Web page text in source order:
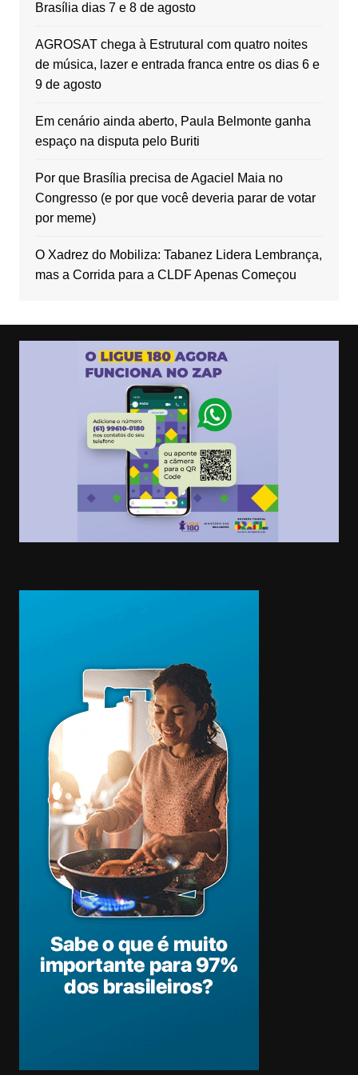
Brasília dias 7 e 8 de agosto
AGROSAT chega à Estrutural com quatro noites
de música, lazer e entrada franca entre os dias 6 e
9 de agosto
Em cenário ainda aberto, Paula Belmonte ganha
espaço na disputa pelo Buriti
Por que Brasília precisa de Agaciel Maia no
Congresso (e por que você deveria parar de votar
por meme)
O Xadrez do Mobiliza: Tabanez Lidera Lembrança,
mas a Corrida para a CLDF Apenas Começou